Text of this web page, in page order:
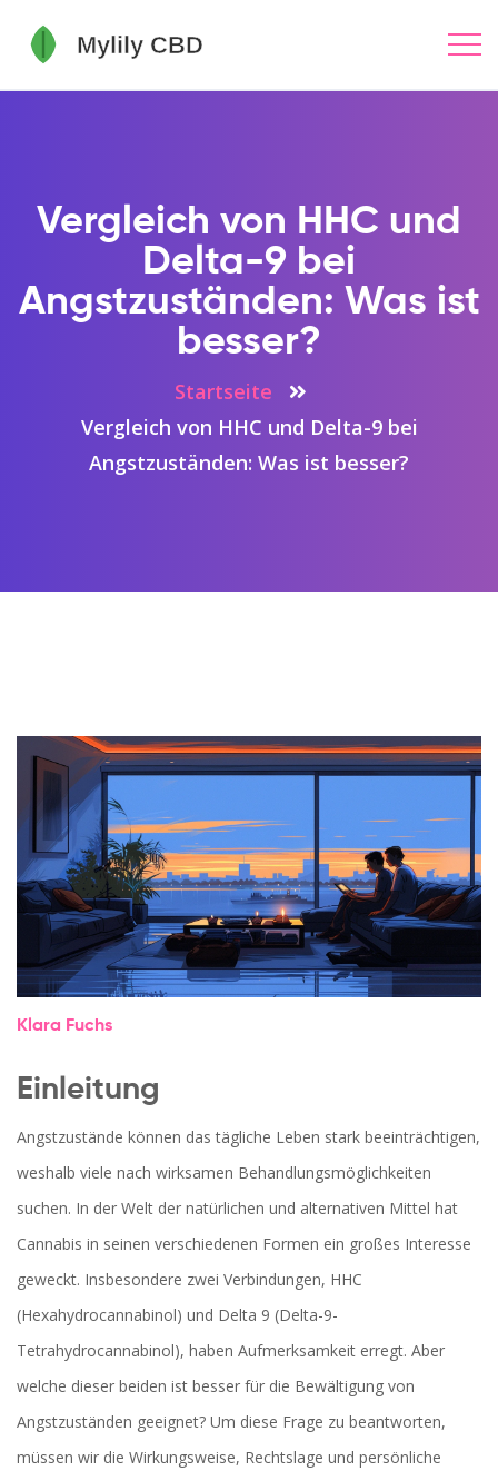
Vergleich von HHC und
Delta-9 bei
Angstzuständen: Was ist
besser?
Startseite
Vergleich von HHC und Delta-9 bei
Angstzuständen: Was ist besser?
Klara Fuchs
Einleitung
Angstzustände können das tägliche Leben stark beeinträchtigen,
weshalb viele nach wirksamen Behandlungsmöglichkeiten
suchen. In der Welt der natürlichen und alternativen Mittel hat
Cannabis in seinen verschiedenen Formen ein großes Interesse
geweckt. Insbesondere zwei Verbindungen, HHC
(Hexahydrocannabinol) und Delta 9 (Delta-9-
Tetrahydrocannabinol), haben Aufmerksamkeit erregt. Aber
welche dieser beiden ist besser für die Bewältigung von
Angstzuständen geeignet? Um diese Frage zu beantworten,
müssen wir die Wirkungsweise, Rechtslage und persönliche